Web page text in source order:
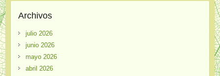
Archivos
julio 2026
junio 2026
mayo 2026
abril 2026